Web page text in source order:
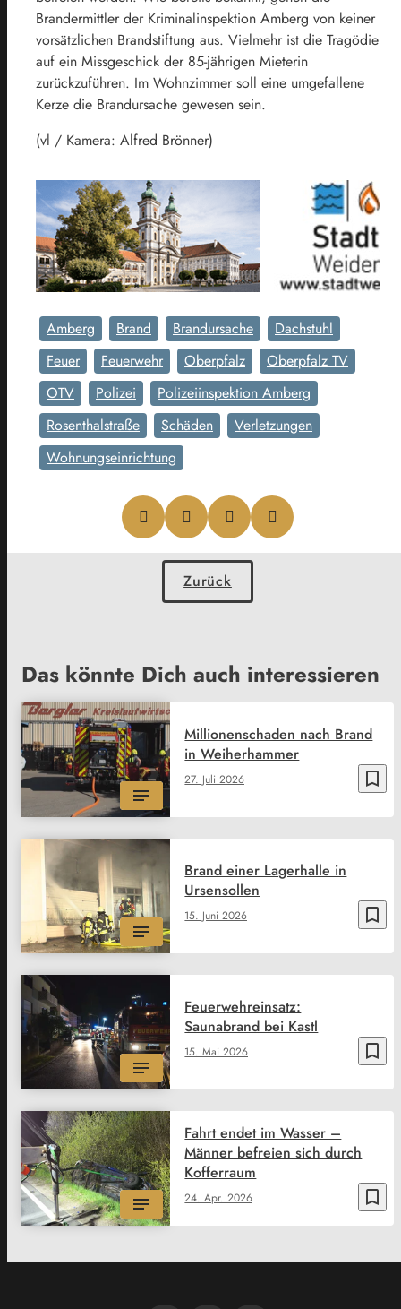
Brandermittler der Kriminalinspektion Amberg von keiner
vorsätzlichen Brandstiftung aus. Vielmehr ist die Tragödie
auf ein Missgeschick der 85-jährigen Mieterin
zurückzuführen. Im Wohnzimmer soll eine umgefallene
Kerze die Brandursache gewesen sein.
(vl / Kamera: Alfred Brönner)
Amberg Brand Brandursache
Dachstuhl
Feuer
Feuerwehr Oberpfalz
Oberpfalz TV
OTV
Polizei
Polizeiinspektion Amberg
Rosenthalstraße
Schäden
Verletzungen
Wohnungseinrichtung
Zurück
Das könnte Dich auch interessieren
bookmark_border
27. Juli 2026
Millionenschaden nach Brand
in Weiherhammer
bookmark_border
15. Juni 2026
Brand einer Lagerhalle in
Ursensollen
bookmark_border
15. Mai 2026
Feuerwehreinsatz:
Saunabrand bei Kastl
bookmark_border
24. Apr. 2026
Fahrt endet im Wasser –
Männer befreien sich durch
Kofferraum